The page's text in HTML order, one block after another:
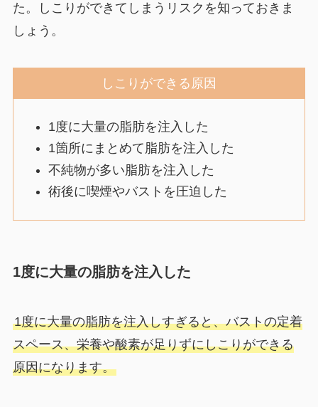
た。しこりができてしまうリスクを知っておきま
しょう。
しこりができる原因
1度に大量の脂肪を注入した
1箇所にまとめて脂肪を注入した
不純物が多い脂肪を注入した
術後に喫煙やバストを圧迫した
1度に大量の脂肪を注入した
1度に大量の脂肪を注入しすぎると、バストの定着
スペース、栄養や酸素が足りずにしこりができる
原因になります。